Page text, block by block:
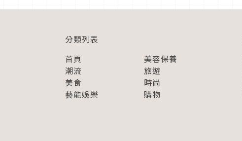
分類列表
首頁
美容保養
潮流
旅遊
美食
時尚
藝能娛樂
購物